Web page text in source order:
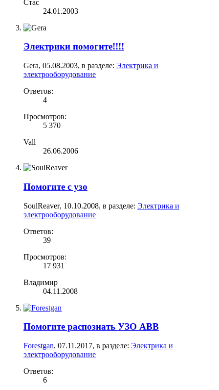
Стас
24.01.2003
Электрики помогите!!!!
Gera, 05.08.2003, в разделе: Электрика и
электрооборудование
Ответов:
4
Просмотров:
5 370
Vall
26.06.2006
Помогите с узо
SoulReaver, 10.10.2008, в разделе: Электрика и
электрооборудование
Ответов:
39
Просмотров:
17 931
Владимир
04.11.2008
Помогите распознать УЗО ABB
Forestgan, 07.11.2017, в разделе: Электрика и
электрооборудование
Ответов:
6